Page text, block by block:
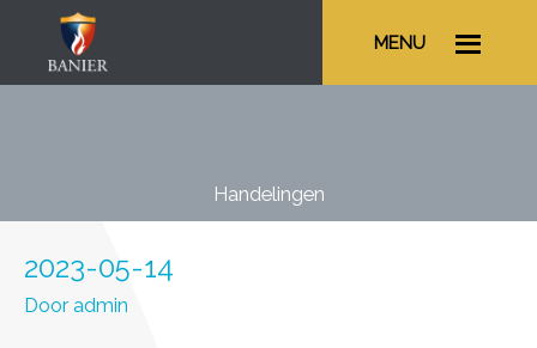
MENU
Handelingen
2023-05-14
Dooradmin